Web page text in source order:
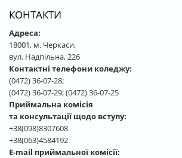
КОНТАКТИ
Адреса:
18001, м. Черкаси,
вул. Надпільна, 226
Контактні телефони коледжу:
(0472) 36-07-28;
(0472) 36-07-29; (0472) 36-07-25
Приймальна комісія
та консультації щодо вступу:
+38(098)8307608
+38(063)4584192
E-mail приймальної комісії: